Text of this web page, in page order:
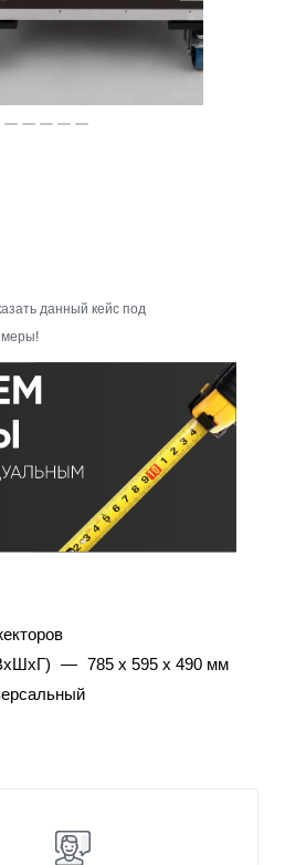
данный кейс под
— 785 x 595 x 490 мм